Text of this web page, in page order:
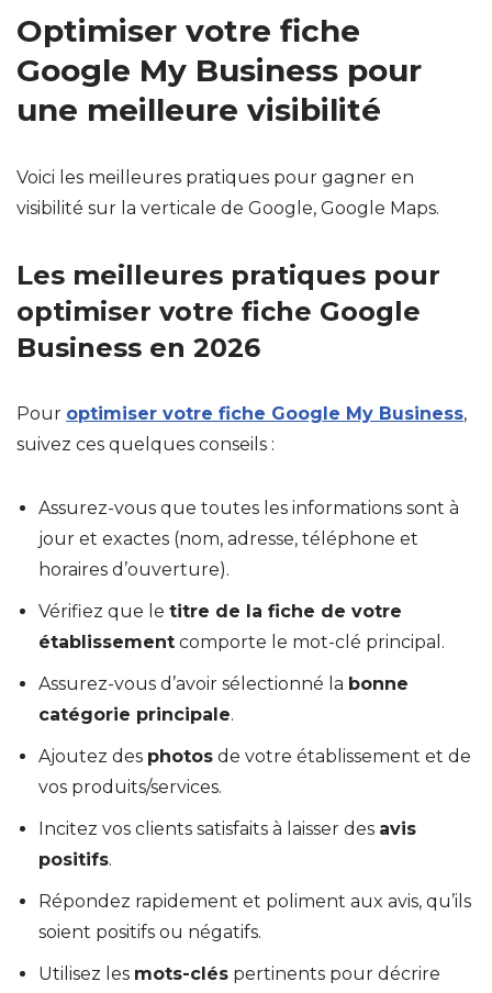
Optimiser votre fiche
Google My Business pour
une meilleure visibilité
Voici les meilleures pratiques pour gagner en
visibilité sur la verticale de Google, Google Maps.
Les meilleures pratiques pour
optimiser votre fiche Google
Business en 2026
Pour optimiser votre fiche Google My Business,
suivez ces quelques conseils :
Assurez-vous que toutes les informations sont à
jour et exactes (nom, adresse, téléphone et
horaires d’ouverture).
Vérifiez que le titre de la fiche de votre
établissement comporte le mot-clé principal.
Assurez-vous d’avoir sélectionné la bonne
catégorie principale.
Ajoutez des photos de votre établissement et de
vos produits/services.
Incitez vos clients satisfaits à laisser des avis
positifs.
Répondez rapidement et poliment aux avis, qu’ils
soient positifs ou négatifs.
Utilisez les mots-clés pertinents pour décrire